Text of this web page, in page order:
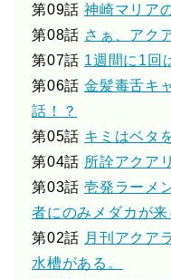
第09話 神崎マリア
第08話 さぁ、アク
第07話 1週間に1回
第06話 金髪毒舌キ
話！？
第05話 キミはベタ
第04話 所詮アクア
第03話 壱発ラーメ
者にのみメダカが来
第02話 月刊アクア
水槽がある。